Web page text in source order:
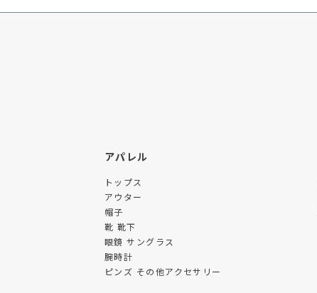
アパレル
トップス
アウター
帽子
靴 靴下
眼鏡 サングラス
腕時計
ピンズ その他アクセサリー